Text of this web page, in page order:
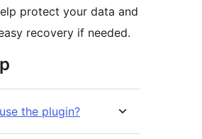
protect your data and
recovery if needed.
the plugin?